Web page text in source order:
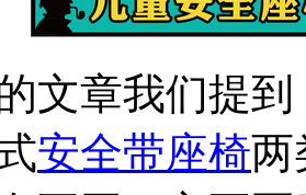
章我们提到
安全带座椅两